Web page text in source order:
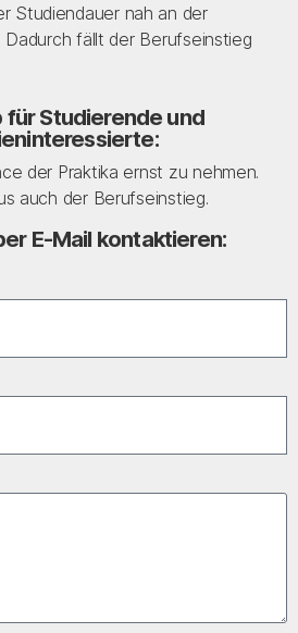
Studiendauer nah an der
Dadurch fällt der Berufseinstieg
für Studierende und
der Praktika ernst zu nehmen.
auch der Berufseinstieg.
E-Mail kontaktieren: